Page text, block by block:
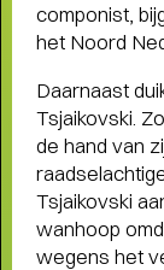
componist,
het Noord
Daarnaast
Tsjaikovski.
de hand van
Tsjaikovski
wanhoop
wegens het